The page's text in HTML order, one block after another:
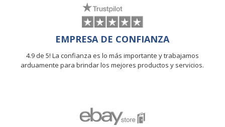
EMPRESA DE CONFIANZA
4.9 de 5! La confianza es lo más importante y trabajamos
arduamente para brindar los mejores productos y servicios.